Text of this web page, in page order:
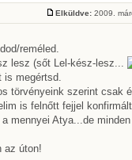
Elküldve: 2009.
reméled.
lesz (sőt Lel-kész-lesz...
is megértsd.
törvényeink szerint csak
is felnőtt fejjel
mennyei Atya...de
az úton!